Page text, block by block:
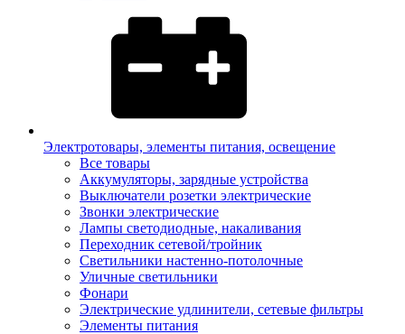
Электротовары, элементы питания, освещение
Все товары
Аккумуляторы, зарядные устройства
Выключатели розетки электрические
Звонки электрические
Лампы светодиодные, накаливания
Переходник сетевой/тройник
Светильники настенно-потолочные
Уличные светильники
Фонари
Электрические удлинители, сетевые фильтры
Элементы питания